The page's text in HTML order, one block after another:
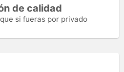
de calidad
si fueras por privado